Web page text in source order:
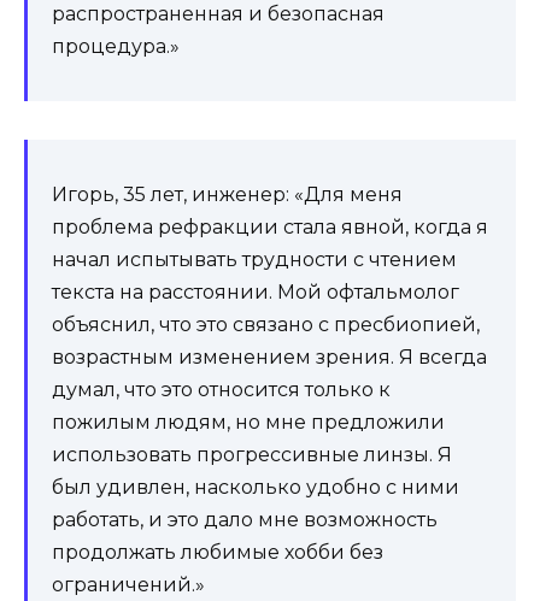
распространенная и безопасная
процедура.»
Игорь, 35 лет, инженер: «Для меня
проблема рефракции стала явной, когда я
начал испытывать трудности с чтением
текста на расстоянии. Мой офтальмолог
объяснил, что это связано с пресбиопией,
возрастным изменением зрения. Я всегда
думал, что это относится только к
пожилым людям, но мне предложили
использовать прогрессивные линзы. Я
был удивлен, насколько удобно с ними
работать, и это дало мне возможность
продолжать любимые хобби без
ограничений.»